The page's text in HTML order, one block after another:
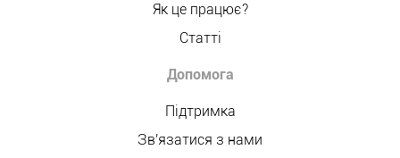
Як це працює?
Статті
Допомога
Підтримка
Зв'язатися з нами